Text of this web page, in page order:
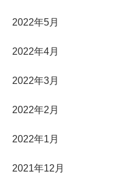
2022年5月
2022年4月
2022年3月
2022年2月
2022年1月
2021年12月